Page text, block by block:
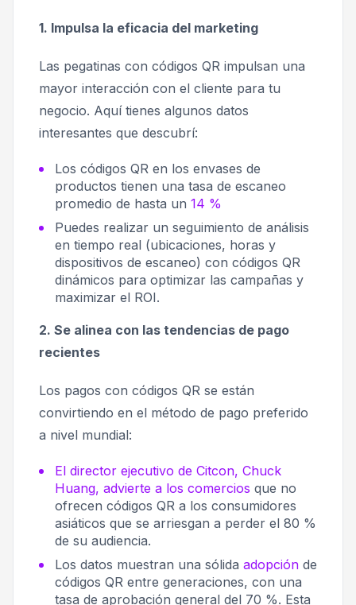
1. Impulsa la eficacia del marketing
Las pegatinas con códigos QR impulsan una
mayor interacción con el cliente para tu
negocio. Aquí tienes algunos datos
interesantes que descubrí:
Los códigos QR en los envases de
productos tienen una tasa de escaneo
promedio de hasta un 14 %
Puedes realizar un seguimiento de análisis
en tiempo real (ubicaciones, horas y
dispositivos de escaneo) con códigos QR
dinámicos para optimizar las campañas y
maximizar el ROI.
2. Se alinea con las tendencias de pago
recientes
Los pagos con códigos QR se están
convirtiendo en el método de pago preferido
a nivel mundial:
El director ejecutivo de Citcon, Chuck
Huang, advierte a los comercios que no
ofrecen códigos QR a los consumidores
asiáticos que se arriesgan a perder el 80 %
de su audiencia.
Los datos muestran una sólida adopción de
códigos QR entre generaciones, con una
tasa de aprobación general del 70 %. Esta